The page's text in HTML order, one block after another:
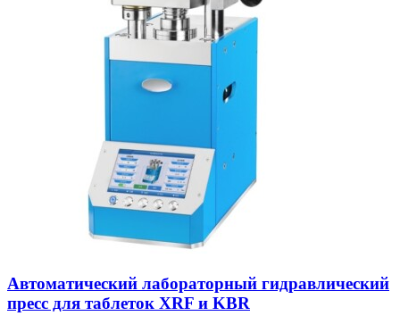
Автоматический лабораторный гидравлический
пресс для таблеток XRF и KBR